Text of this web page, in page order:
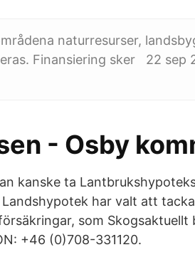
naturresurser,
Finansiering sker 22 sep
- Osby
kanske ta
har valt att
som
+46 (0)708-331120.